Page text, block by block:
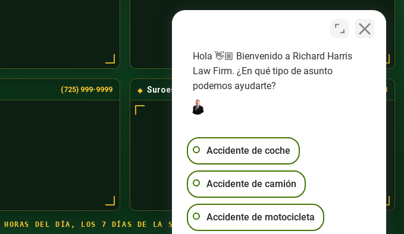
(725) 999-9999 Suroeste de Las Vegas (725) 888-8888
HORAS DEL DÍA, LOS 7 DÍAS DE LA SEMANA
Hola 👋🏼 Bienvenido a Richard Harris
Law Firm. ¿En qué tipo de asunto
podemos ayudarte?
Accidente de coche
Accidente de camión
Accidente de motocicleta